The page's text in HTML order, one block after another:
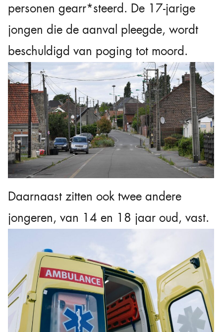
personen gearr*steerd. De 17-jarige
jongen die de aanval pleegde, wordt
beschuldigd van poging tot moord.
Daarnaast zitten ook twee andere
jongeren, van 14 en 18 jaar oud, vast.